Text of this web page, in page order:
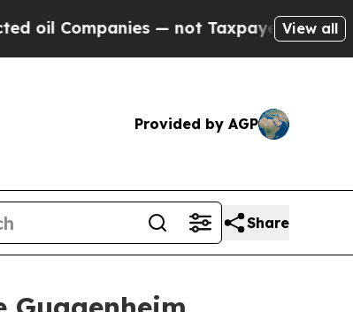
— not Taxpayers — the Chance
View all
Provided by AGP
Share